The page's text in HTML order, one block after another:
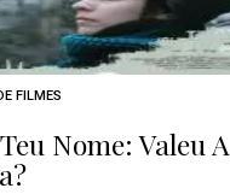
FILMES
Nome: Valeu A